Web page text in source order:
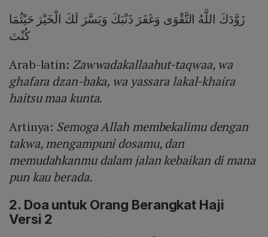
زَوَّدَكَ اللَّهُ التَّقْوَى وَغَفَرَ ذَنْبَكَ وَيَسَّرَ لَكَ الْخَيْرَ حَيْثُمَا
كُنْتَ
Arab-latin: Zawwadakallaahut-taqwaa, wa
ghafara dzan-baka, wa yassara lakal-khaira
haitsu maa kunta.
Artinya: Semoga Allah membekalimu dengan
takwa, mengampuni dosamu, dan
memudahkanmu dalam jalan kebaikan di mana
pun kau berada.
2. Doa untuk Orang Berangkat Haji
Versi 2